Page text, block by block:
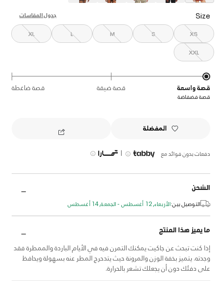
Size جدول المقاسات
XS
S
M
L
XL
XXL
قصة واسعة قصة ضيقة قصة ضاغطة
قصة فضفاضة
المفضلة
دفعات بدون فوائد مع |
الشحن
التوصيل بين:الأربعاء, 12 أغسطس - الجمعة, 14 أغسطس
ما يميز هذا المنتج
إذا كنت تبحث عن جاكيت يمكنك التمرن فيه في الأيام الباردة والممطرة فقد
وجدته. يتميز بخفة الوزن والمرونة حيث يتدحرج المطر عنه بسهولة ويحافظ
على دفئك دون أن يجعلك تشعر بالحرارة.